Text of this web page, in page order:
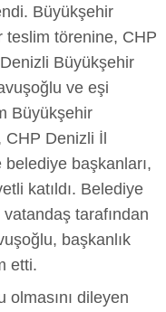
Büyükşehir
teslim törenine, CHP
Büyükşehir
ve eşi
Büyükşehir
CHP Denizli İl
başkanları,
katıldı. Belediye
tarafından
başkanlık
etti.
olmasını dileyen